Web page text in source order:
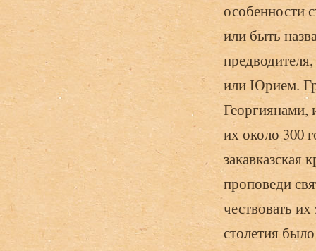
особенности
или быть
или Юрием.
Георгиянами,
их около 300
проповеди
чествовать
столетия